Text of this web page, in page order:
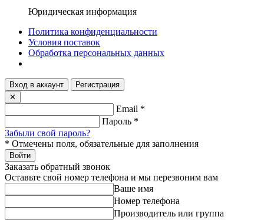
Юридическая информация
Политика конфиденциальности
Условия поставок
Обработка персональных данных
Вход в аккаунт
Регистрация
✕
Email *
Пароль *
Забыли свой пароль?
* Отмечены поля, обязательные для заполнения
Войти
Заказать обратный звонок
Оставьте свой номер телефона и мы перезвоним вам
Ваше имя
Номер телефона
Производитель или группа